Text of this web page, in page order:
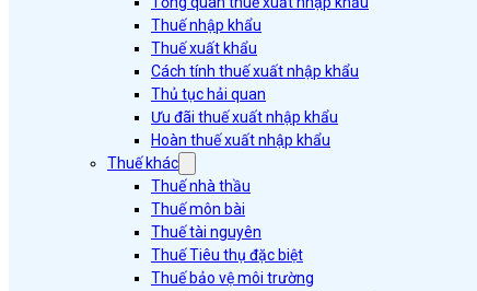
Thuế nhập khẩu
Thuế xuất khẩu
Cách tính thuế xuất nhập khẩu
Thủ tục hải quan
Ưu đãi thuế xuất nhập khẩu
Hoàn thuế xuất nhập khẩu
Thuế khác
Thuế nhà thầu
Thuế môn bài
Thuế tài nguyên
Thuế Tiêu thụ đặc biệt
Thuế bảo vệ môi trường